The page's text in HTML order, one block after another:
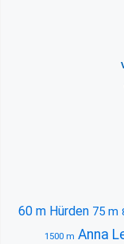
60 m Hürden 75 m
1500 m Anna